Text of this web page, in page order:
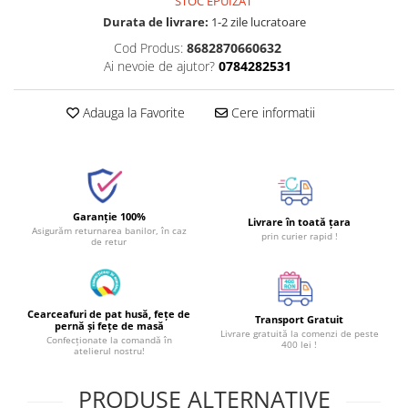
Durata de livrare: 1-2 zile lucratoare
Cod Produs: 8682870660632
Ai nevoie de ajutor? 0784282531
Adauga la Favorite Cere informatii
Garanție 100%
Asigurăm returnarea banilor, în caz
de retur
Livrare în toată țara
prin curier rapid !
Cearceafuri de pat husă, fețe de
pernă și fețe de masă
Confecționate la comandă în
atelierul nostru!
Transport Gratuit
Livrare gratuită la comenzi de peste
400 lei !
PRODUSE ALTERNATIVE